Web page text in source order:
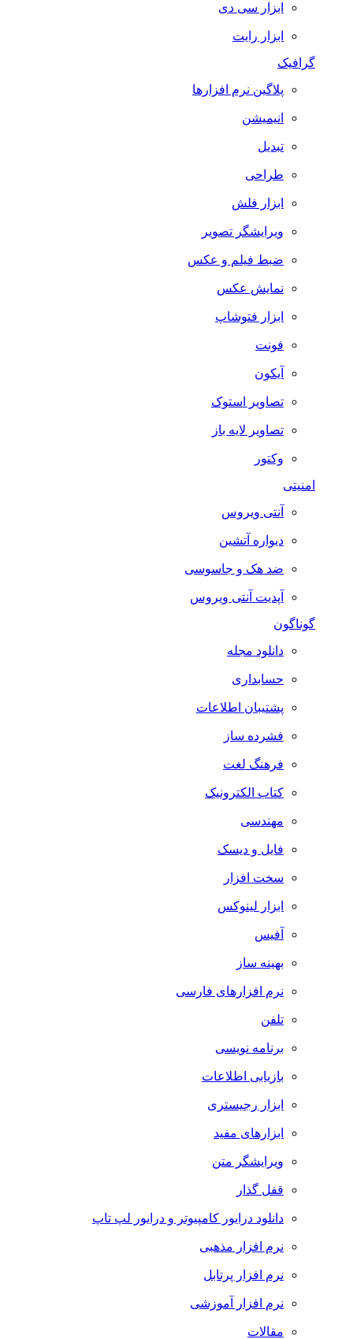
ابزار سی دی
ابزار رایت
گرافیک
پلاگین نرم افزارها
انیمیشن
تبدیل
طراحی
ابزار فلش
ویرایشگر تصویر
ضبط فيلم و عكس
نمایش عکس
ابزار فتوشاپ
فونت
آیکون
تصاویر استوک
تصاویر لایه باز
وکتور
امنیتی
آنتی ویروس
دیواره آتشین
ضد هک و جاسوسی
آپدیت آنتی ویروس
گوناگون
دانلود مجله
حسابداری
پشتیبان اطلاعات
فشرده ساز
فرهنگ لغت
کتاب الکترونیک
مهندسی
فایل و دیسک
سخت افزار
ابزار لینوکس
آفیس
بهینه ساز
نرم افزارهای فارسی
تلفن
برنامه نویسی
بازیابی اطلاعات
ابزار رجیستری
ابزارهای مفید
ویرایشگر متن
قفل گذار
دانلود درایور کامپیوتر و درایور لپ تاپ
نرم افزار مذهبی
نرم افزار پرتابل
نرم افزار آموزشی
مقالات